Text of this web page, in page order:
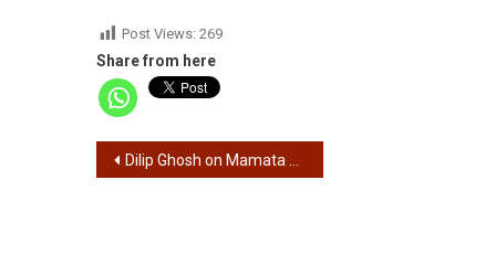
Post Views: 269
Share from here
Post
Dilip Ghosh on Mamata Banerjee – चुनाव बाद ममता बनर्जी को वकील का ही काम करना होगा इसलिए प्रैक्टिस शुरू कर रहीं हैं – दिलीप घोष